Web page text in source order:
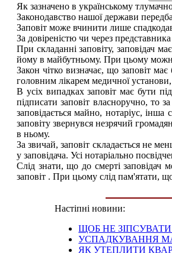
Як зазначено в українському
Законодавство нашої держави
Заповіт може вчинити лише
За довіреністю чи через
При складанні заповіту, заповідач
йому в майбутньому. При цьому
Закон чітко визначає, що заповіт
головним лікарем медичної
В усіх випадках заповіт має бути
підписати заповіт власноручно, то
заповідається майно, нотаріус,
заповіту звернувся незрячий
в ньому.
За звичай, заповіт складається не
у заповідача. Усі нотаріально
Слід знати, що до смерті заповідач
заповіт . При цьому слід пам'ятати,
Настіпні новини:
ЩОБ НЕ
УСПАДКУВАННЯ
ЯК УТЕПЛИТИ